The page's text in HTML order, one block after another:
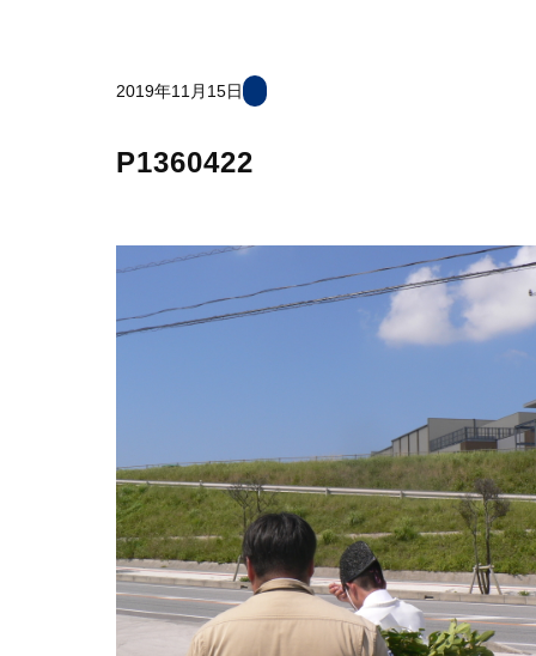
2019年11月15日
P1360422